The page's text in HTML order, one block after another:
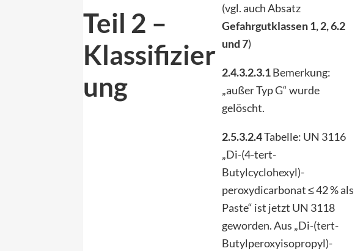
Teil 2 –
Klassifizier
ung
(vgl. auch Absatz
Gefahrgutklassen 1, 2, 6.2
und 7)
2.4.3.2.3.1Bemerkung:
„außer Typ G“ wurde
gelöscht.
2.5.3.2.4Tabelle: UN 3116
„Di-(4-tert-
Butylcyclohexyl)-
peroxydicarbonat ≤ 42 % als
Paste“ ist jetzt UN 3118
geworden. Aus „Di-(tert-
Butylperoxyisopropyl)-